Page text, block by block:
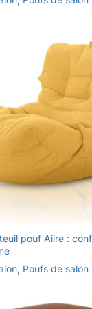
pouf Aiire :
, Poufs de salon